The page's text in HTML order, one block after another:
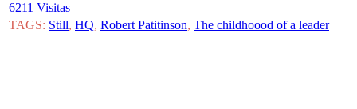
6211 Visitas
TAGS: Still, HQ, Robert Patitinson, The childhoood of a leader